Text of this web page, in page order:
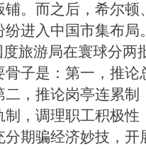
。而之后，希尔顿
进入中国市集布局
度旅游局在寰球分两
子是：第一，推论
二，推论岗亭连累制
，调理职工积极性
期骗经济妙技，开